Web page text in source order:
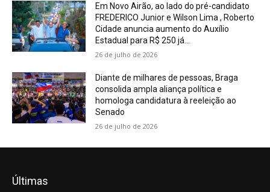
Em Novo Airão, ao lado do pré-candidato
FREDERICO Junior e Wilson Lima , Roberto
Cidade anuncia aumento do Auxílio
Estadual para R$ 250 já...
26 de julho de 2026
Diante de milhares de pessoas, Braga
consolida ampla aliança política e
homologa candidatura à reeleição ao
Senado
26 de julho de 2026
Últimas